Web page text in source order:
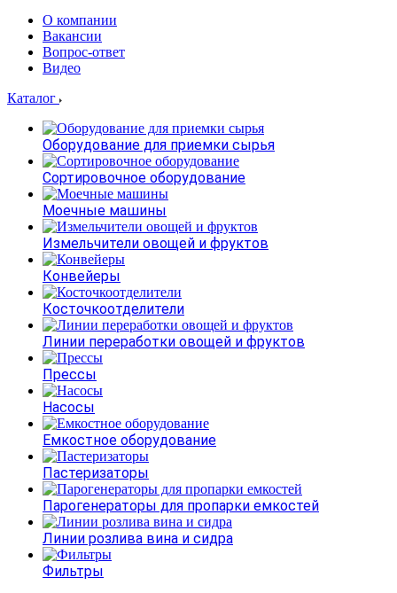
О компании
Вакансии
Вопрос-ответ
Видео
Каталог
Оборудование для приемки сырья
Сортировочное оборудование
Моечные машины
Измельчители овощей и фруктов
Конвейеры
Косточкоотделители
Линии переработки овощей и фруктов
Прессы
Насосы
Емкостное оборудование
Пастеризаторы
Парогенераторы для пропарки емкостей
Линии розлива вина и сидра
Фильтры